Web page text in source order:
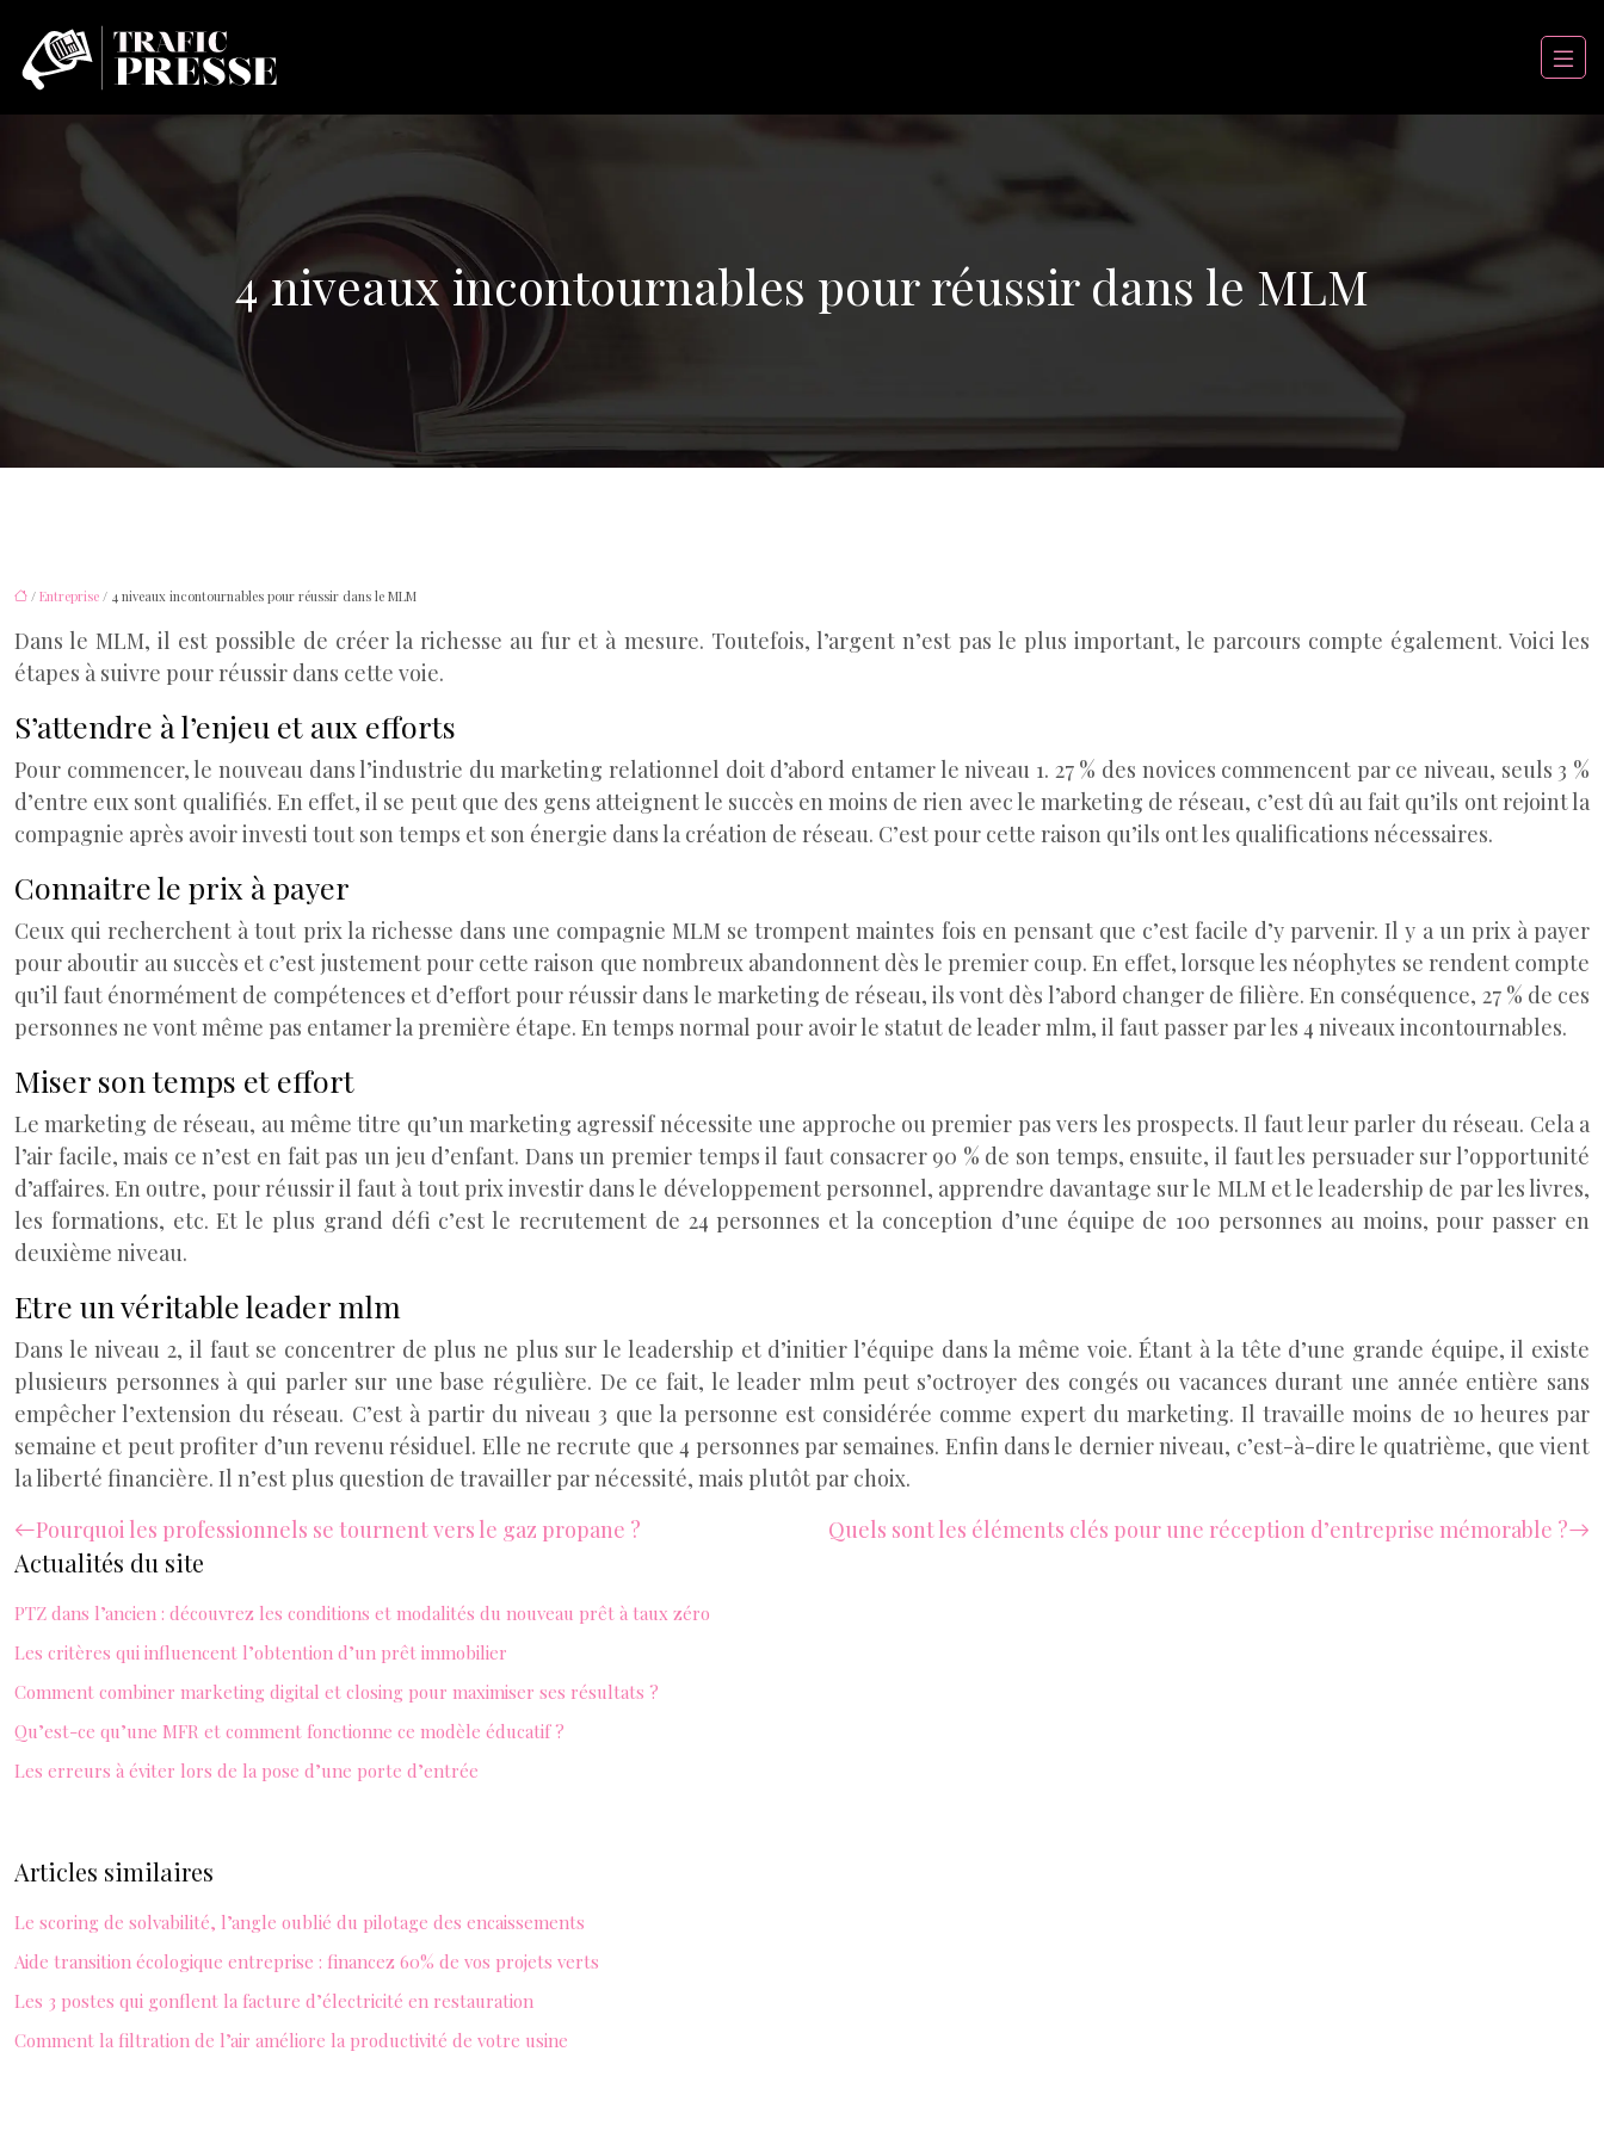
4 niveaux incontournables pour réussir dans le MLM
/ Entreprise / 4 niveaux incontournables pour réussir dans le MLM
Dans le MLM, il est possible de créer la richesse au fur et à mesure. Toutefois, l’argent n’est pas le plus important, le parcours compte également. Voici les
étapes à suivre pour réussir dans cette voie.
S’attendre à l’enjeu et aux efforts
Pour commencer, le nouveau dans l’industrie du marketing relationnel doit d’abord entamer le niveau 1. 27 % des novices commencent par ce niveau, seuls 3 %
d’entre eux sont qualifiés. En effet, il se peut que des gens atteignent le succès en moins de rien avec le marketing de réseau, c’est dû au fait qu’ils ont rejoint la
compagnie après avoir investi tout son temps et son énergie dans la création de réseau. C’est pour cette raison qu’ils ont les qualifications nécessaires.
Connaitre le prix à payer
Ceux qui recherchent à tout prix la richesse dans une compagnie MLM se trompent maintes fois en pensant que c’est facile d’y parvenir. Il y a un prix à payer
pour aboutir au succès et c’est justement pour cette raison que nombreux abandonnent dès le premier coup. En effet, lorsque les néophytes se rendent compte
qu’il faut énormément de compétences et d’effort pour réussir dans le marketing de réseau, ils vont dès l’abord changer de filière. En conséquence, 27 % de ces
personnes ne vont même pas entamer la première étape. En temps normal pour avoir le statut de leader mlm, il faut passer par les 4 niveaux incontournables.
Miser son temps et effort
Le marketing de réseau, au même titre qu’un marketing agressif nécessite une approche ou premier pas vers les prospects. Il faut leur parler du réseau. Cela a
l’air facile, mais ce n’est en fait pas un jeu d’enfant. Dans un premier temps il faut consacrer 90 % de son temps, ensuite, il faut les persuader sur l’opportunité
d’affaires. En outre, pour réussir il faut à tout prix investir dans le développement personnel, apprendre davantage sur le MLM et le leadership de par les livres,
les formations, etc. Et le plus grand défi c’est le recrutement de 24 personnes et la conception d’une équipe de 100 personnes au moins, pour passer en
deuxième niveau.
Etre un véritable leader mlm
Dans le niveau 2, il faut se concentrer de plus ne plus sur le leadership et d’initier l’équipe dans la même voie. Étant à la tête d’une grande équipe, il existe
plusieurs personnes à qui parler sur une base régulière. De ce fait, le leader mlm peut s’octroyer des congés ou vacances durant une année entière sans
empêcher l’extension du réseau. C’est à partir du niveau 3 que la personne est considérée comme expert du marketing. Il travaille moins de 10 heures par
semaine et peut profiter d’un revenu résiduel. Elle ne recrute que 4 personnes par semaines. Enfin dans le dernier niveau, c’est-à-dire le quatrième, que vient
la liberté financière. Il n’est plus question de travailler par nécessité, mais plutôt par choix.
Pourquoi les professionnels se tournent vers le gaz propane ?
Quels sont les éléments clés pour une réception d’entreprise mémorable ?
Actualités du site
PTZ dans l’ancien : découvrez les conditions et modalités du nouveau prêt à taux zéro
Les critères qui influencent l’obtention d’un prêt immobilier
Comment combiner marketing digital et closing pour maximiser ses résultats ?
Qu’est-ce qu’une MFR et comment fonctionne ce modèle éducatif ?
Les erreurs à éviter lors de la pose d’une porte d’entrée
Articles similaires
Le scoring de solvabilité, l’angle oublié du pilotage des encaissements
Aide transition écologique entreprise : financez 60% de vos projets verts
Les 3 postes qui gonflent la facture d’électricité en restauration
Comment la filtration de l’air améliore la productivité de votre usine